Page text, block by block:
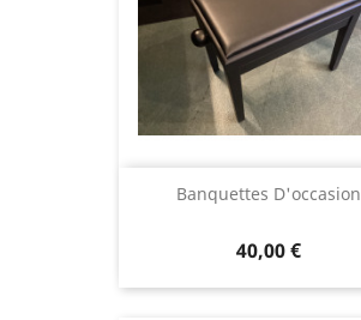
Banquettes D'occasion
40,00 €